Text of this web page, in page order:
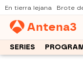
En tierra lejana Brote
Antena3
SERIES